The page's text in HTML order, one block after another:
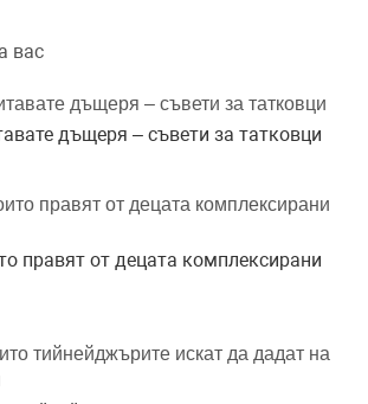
вас
дъщеря – съвети за татковци
правят от децата комплексирани